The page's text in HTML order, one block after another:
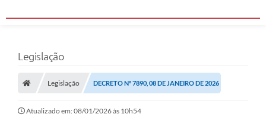
Legislação
Legislação DECRETO Nº 7890, 08 DE JANEIRO DE 2026
Atualizado em: 08/01/2026 às 10h54